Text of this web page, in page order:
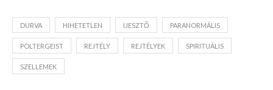
DURVA HIHETETLEN IJESZTŐ PARANORMÁLIS
POLTERGEIST REJTÉLY REJTÉLYEK SPIRITUÁLIS
SZELLEMEK